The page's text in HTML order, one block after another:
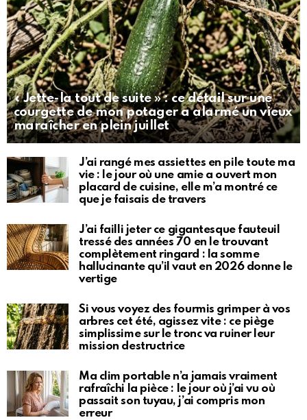
« Jette-la tout de suite » : ce détail sur une
courgette de mon potager a alarmé un vieux
maraîcher en plein juillet
J’ai rangé mes assiettes en pile toute ma
vie : le jour où une amie a ouvert mon
placard de cuisine, elle m’a montré ce
que je faisais de travers
J’ai failli jeter ce gigantesque fauteuil
tressé des années 70 en le trouvant
complètement ringard : la somme
hallucinante qu’il vaut en 2026 donne le
vertige
Si vous voyez des fourmis grimper à vos
arbres cet été, agissez vite : ce piège
simplissime sur le tronc va ruiner leur
mission destructrice
Ma clim portable n’a jamais vraiment
rafraîchi la pièce : le jour où j’ai vu où
passait son tuyau, j’ai compris mon
erreur